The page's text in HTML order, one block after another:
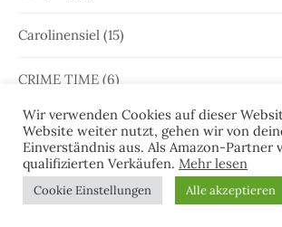
Carolinensiel (15)
CRIME TIME (6)
Ditzum(6)
Dornum(3)
Wir verwenden Cookies auf dieser
Website weiter nutzt, gehen wir von
Einverständnis aus. Als Amazon-Partner
qualifizierten Verkäufen. Mehr lesen
Cookie Einstellungen Alle akzeptieren